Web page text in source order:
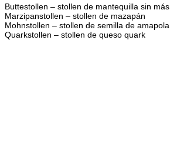
Buttestollen – stollen de mantequilla sin más
Marzipanstollen – stollen de mazapán
Mohnstollen – stollen de semilla de amapola
Quarkstollen – stollen de queso quark